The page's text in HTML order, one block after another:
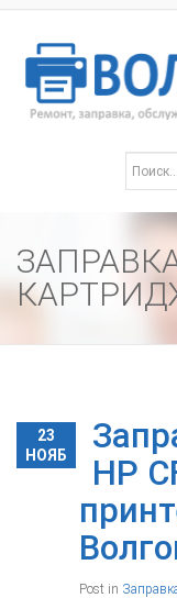
23
НОЯБ
HP
Post in